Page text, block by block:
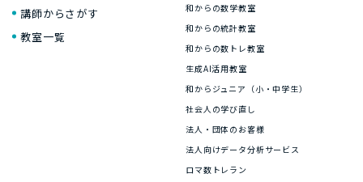
講師からさがす
教室一覧
和からの数学教室
和からの統計教室
和からの数トレ教室
生成AI活用教室
和からジュニア（小・中学生）
社会人の学び直し
法人・団体のお客様
法人向けデータ分析サービス
ロマ数トレラン